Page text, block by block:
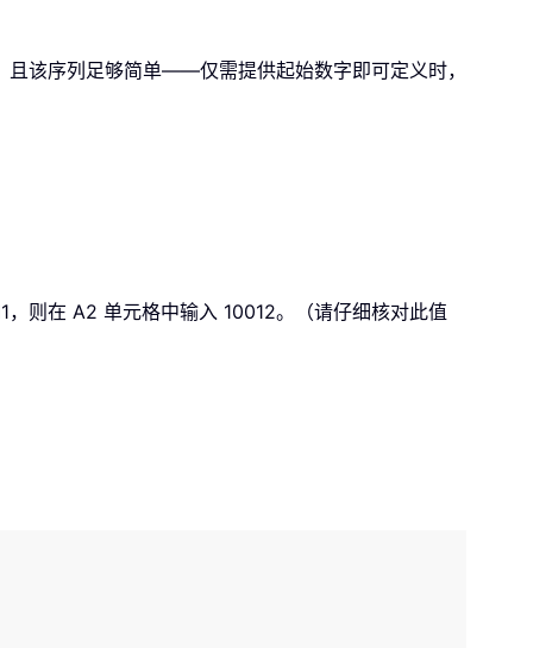
该序列足够简单——仅需提供起始数字即可定义时，
则在 A2 单元格中输入 10012。（请仔细核对此值